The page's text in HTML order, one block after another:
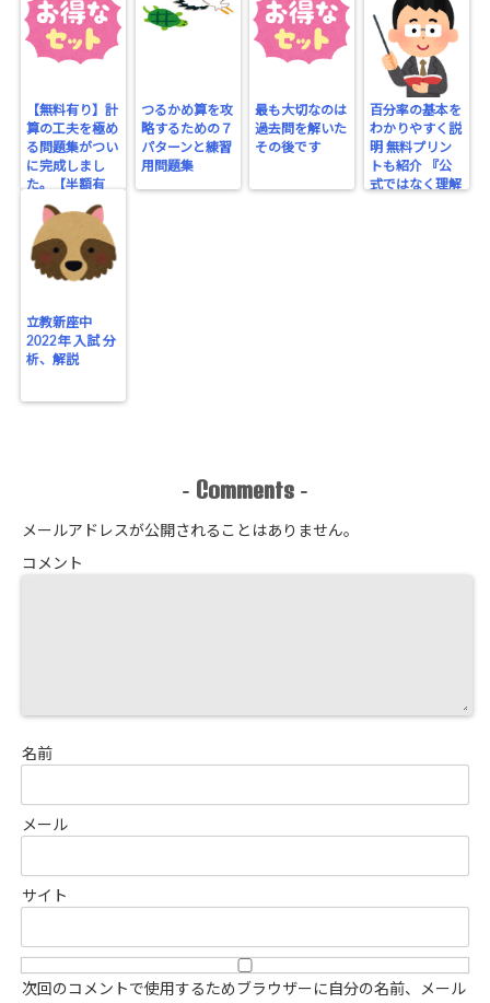
【無料有り】計
算の工夫を極め
る問題集がつい
に完成しまし
た。【半額有
り】
つるかめ算を攻
略するための７
パターンと練習
用問題集
最も大切なのは
過去問を解いた
その後です
百分率の基本を
わかりやすく説
明 無料プリン
トも紹介 『公
式ではなく理解
立教新座中
2022年 入試 分
析、解説
- Comments -
メールアドレスが公開されることはありません。
コメント
名前
メール
サイト
次回のコメントで使用するためブラウザーに自分の名前、メール